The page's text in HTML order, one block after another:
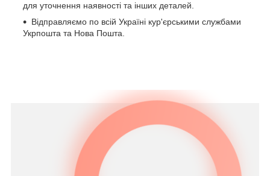
для уточнення наявності та інших деталей.
Відправляємо по всій Україні кур'єрськими службами
Укрпошта та Нова Пошта.